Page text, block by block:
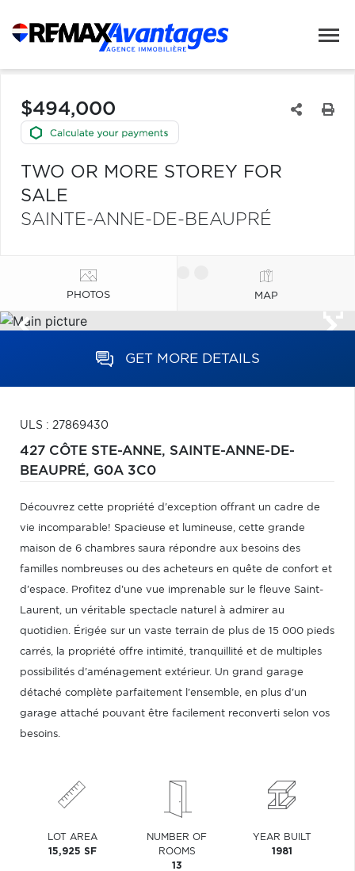
$494,000
TWO OR MORE STOREY FOR
SALE
SAINTE-ANNE-DE-BEAUPRÉ
PHOTOS MAP
GET MORE DETAILS
ULS : 27869430
427 CÔTE STE-ANNE, SAINTE-ANNE-DE-
BEAUPRÉ, G0A 3C0
Découvrez cette propriété d'exception offrant un cadre de
vie incomparable! Spacieuse et lumineuse, cette grande
maison de 6 chambres saura répondre aux besoins des
familles nombreuses ou des acheteurs en quête de confort et
d'espace. Profitez d'une vue imprenable sur le fleuve Saint-
Laurent, un véritable spectacle naturel à admirer au
quotidien. Érigée sur un vaste terrain de plus de 15 000 pieds
carrés, la propriété offre intimité, tranquillité et de multiples
possibilités d'aménagement extérieur. Un grand garage
détaché complète parfaitement l'ensemble, en plus d'un
garage attaché pouvant être facilement reconverti selon vos
besoins.
LOT AREA
15,925 SF
NUMBER OF
ROOMS
13
YEAR BUILT
1981